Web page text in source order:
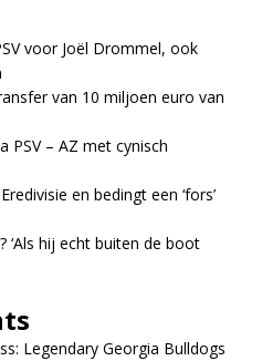
voor Joël Drommel, ook
van 10 miljoen euro van
PSV – AZ met cynisch
en bedingt een ‘fors’
‘Als hij echt buiten de boot
Legendary Georgia Bulldogs